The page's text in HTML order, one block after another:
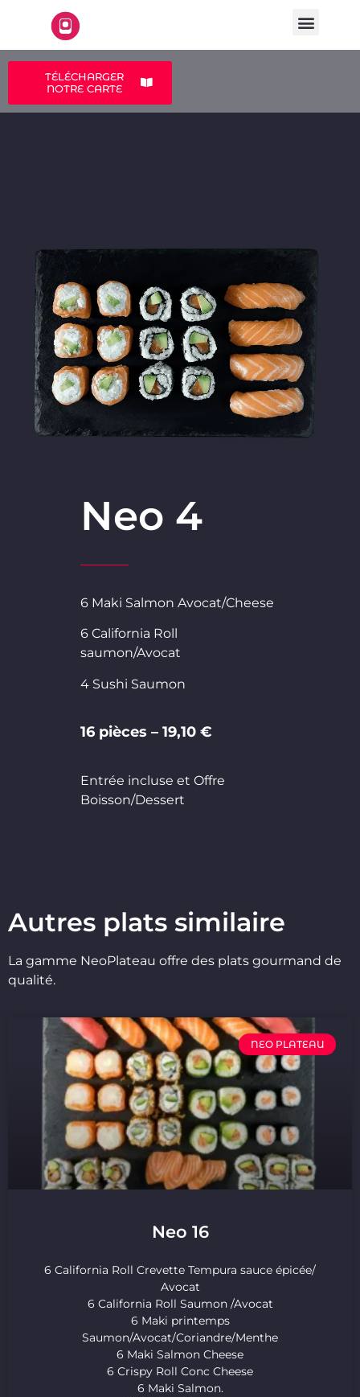
TÉLÉCHARGER
NOTRE CARTE
Neo 4
6 Maki Salmon Avocat/Cheese
6 California Roll
saumon/Avocat
4 Sushi Saumon
16 pièces – 19,10 €
Entrée incluse et Offre
Boisson/Dessert
Autres plats similaire
La gamme NeoPlateau offre des plats gourmand de
qualité.
NEO PLATEAU
Neo 16
6 California Roll Crevette Tempura sauce épicée/
Avocat
6 California Roll Saumon /Avocat
6 Maki printemps
Saumon/Avocat/Coriandre/Menthe
6 Maki Salmon Cheese
6 Crispy Roll Conc Cheese
6 Maki Salmon.